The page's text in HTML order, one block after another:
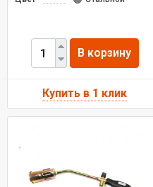
В корзину